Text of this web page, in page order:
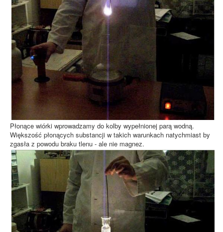
Płonące wiórki wprowadzamy do kolby wypełnionej parą wodną.
Większość płonących substancji w takich warunkach natychmiast by
zgasła z powodu braku tlenu - ale nie magnez.